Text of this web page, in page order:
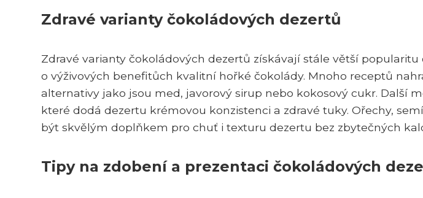
Zdravé varianty čokoládových dezertů
Zdravé varianty čokoládových dezertů získávají stále větší
o výživových benefitůch kvalitní hořké čokolády. Mnoho receptů
alternativy jako jsou med, javorový sirup nebo kokosový cukr. Další
které dodá dezertu krémovou konzistenci a zdravé tuky. Ořechy,
být skvělým doplňkem pro chuť i texturu dezertu bez zbytečných
Tipy na zdobení a prezentaci čokoládových